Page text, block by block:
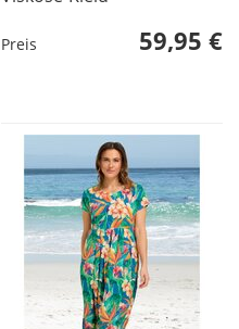
Preis 59,95 €